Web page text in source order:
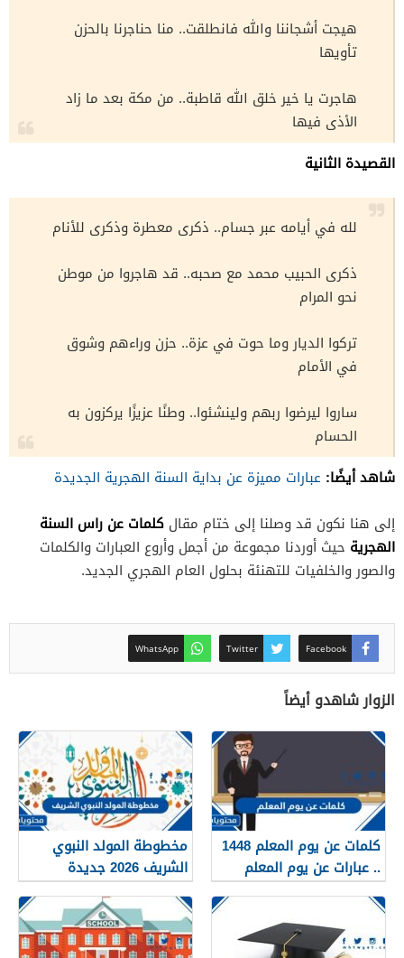
هيجت أشجاننا والله فانطلقت.. منا حناجرنا بالحزن
تأويها
هاجرت يا خير خلق الله قاطبة.. من مكة بعد ما زاد
الأذى فيها
القصيدة الثانية
لله في أيامه عبر جسام.. ذكرى معطرة وذكرى للأنام
ذكرى الحبيب محمد مع صحبه.. قد هاجروا من موطن
نحو المرام
تركوا الديار وما حوت في عزة.. حزن وراءهم وشوق
في الأمام
ساروا ليرضوا ربهم ولينشئوا.. وطنًا عزيزًا يركزون به
الحسام
شاهد أيضًا: عبارات مميزة عن بداية السنة الهجرية الجديدة
إلى هنا نكون قد وصلنا إلى ختام مقال كلمات عن راس السنة
الهجرية حيث أوردنا مجموعة من أجمل وأروع العبارات والكلمات
والصور والخلفيات للتهنئة بحلول العام الهجري الجديد.
Facebook
Twitter
WhatsApp
الزوار شاهدو أيضاً
كلمات عن يوم المعلم 1448
.. عبارات عن يوم المعلم
مكتوبة 1448
مخطوطة المولد النبوي
الشريف 2026 جديدة